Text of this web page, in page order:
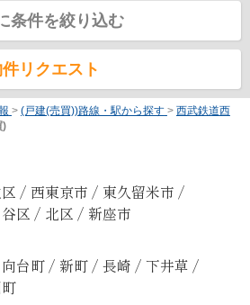
条件を絞り込む
リクエスト
> (戸建(売買))路線・駅から探す > 西武鉄道西
)
/ 西東京市 / 東久留米市 /
区 / 北区 / 新座市
向台町 / 新町 / 長崎 / 下井草 /